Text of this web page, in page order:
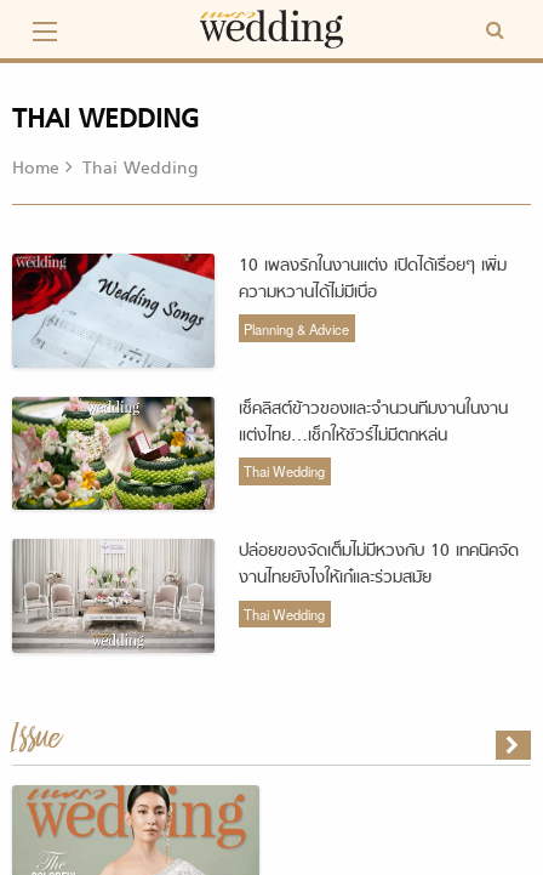
content
THAI WEDDING
Home Thai Wedding
10 เพลงรักในงานแต่ง เปิดได้เรื่อยๆ เพิ่ม
ความหวานได้ไม่มีเบื่อ
Planning & Advice
เช็คลิสต์ข้าวของและจำนวนทีมงานในงาน
แต่งไทย…เช็กให้ชัวร์ไม่มีตกหล่น
Thai Wedding
ปล่อยของจัดเต็มไม่มีหวงกับ 10 เทคนิคจัด
งานไทยยังไงให้เก๋และร่วมสมัย
Thai Wedding
Issue